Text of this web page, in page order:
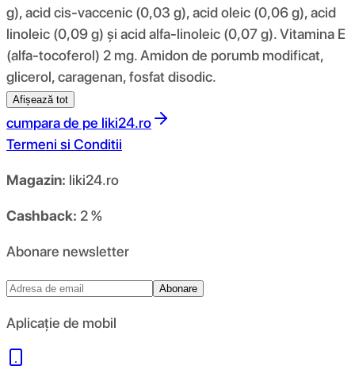
g), acid cis-vaccenic (0,03 g), acid oleic (0,06 g), acid
linoleic (0,09 g) și acid alfa-linoleic (0,07 g). Vitamina E
(alfa-tocoferol) 2 mg. Amidon de porumb modificat,
glicerol, caragenan, fosfat disodic.
Afișează tot
cumpara de pe liki24.ro
Termeni si Conditii
Magazin: liki24.ro
Cashback: 2 %
Abonare newsletter
Abonare
Aplicație de mobil